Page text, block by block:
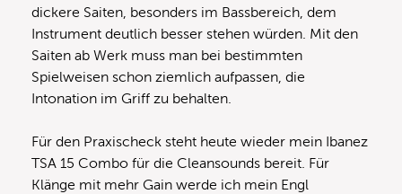
dickere Saiten, besonders im Bassbereich, dem
Instrument deutlich besser stehen würden. Mit den
Saiten ab Werk muss man bei bestimmten
Spielweisen schon ziemlich aufpassen, die
Intonation im Griff zu behalten.
Für den Praxischeck steht heute wieder mein Ibanez
TSA 15 Combo für die Cleansounds bereit. Für
Klänge mit mehr Gain werde ich mein Engl